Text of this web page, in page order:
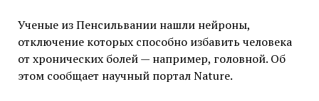
Ученые из Пенсильвании нашли нейроны,
отключение которых способно избавить человека
от хронических болей — например, головной. Об
этом сообщает научный портал Nature.